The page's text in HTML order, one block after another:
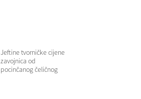
Jeftine tvorničke cijene
zavojnica od
pocinčanog čeličnog